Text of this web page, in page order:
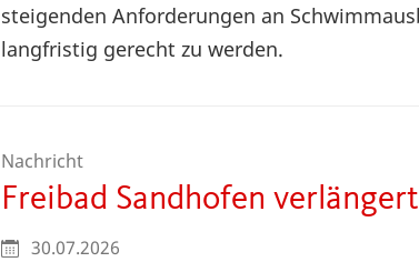
steigenden Anforderungen an
langfristig gerecht zu werden.
Nachricht
Freibad Sandhofen
30.07.2026